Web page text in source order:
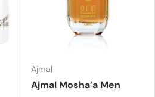
Ajmal
Ajmal Mosha’a Men